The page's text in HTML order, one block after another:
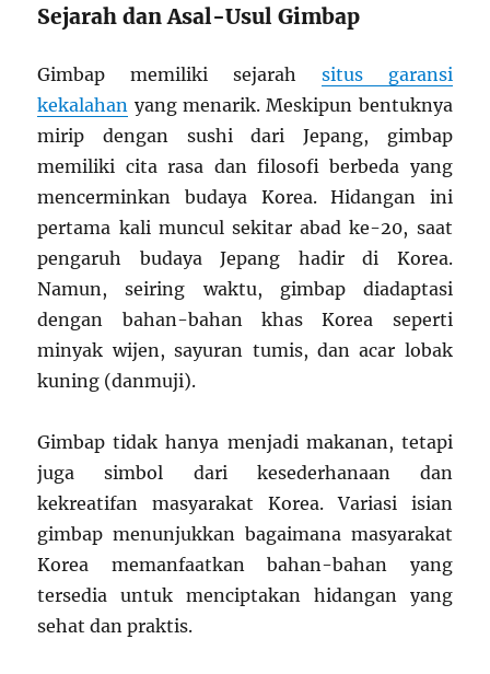
Sejarah dan Asal-Usul Gimbap
Gimbap memiliki sejarah situs garansi
kekalahan yang menarik. Meskipun bentuknya
mirip dengan sushi dari Jepang, gimbap
memiliki cita rasa dan filosofi berbeda yang
mencerminkan budaya Korea. Hidangan ini
pertama kali muncul sekitar abad ke-20, saat
pengaruh budaya Jepang hadir di Korea.
Namun, seiring waktu, gimbap diadaptasi
dengan bahan-bahan khas Korea seperti
minyak wijen, sayuran tumis, dan acar lobak
kuning (danmuji).
Gimbap tidak hanya menjadi makanan, tetapi
juga simbol dari kesederhanaan dan
kekreatifan masyarakat Korea. Variasi isian
gimbap menunjukkan bagaimana masyarakat
Korea memanfaatkan bahan-bahan yang
tersedia untuk menciptakan hidangan yang
sehat dan praktis.